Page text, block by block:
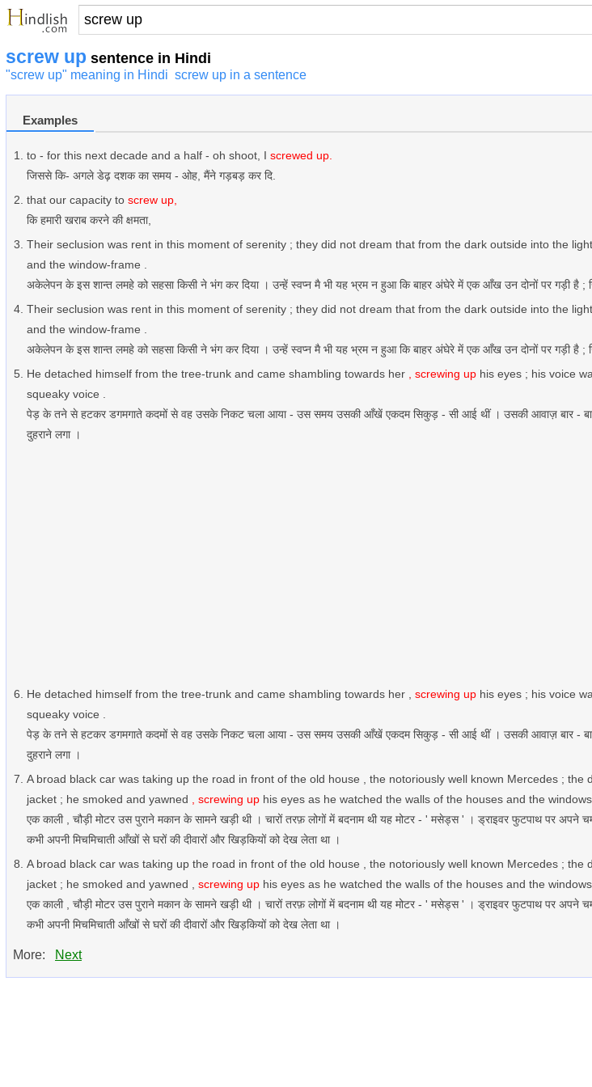
screw up sentence in Hindi
"screw up" meaning in Hindi screw up in a sentence
Examples
to - for this next decade and a half - oh shoot, I screwed up.
जिससे कि- अगले डेढ़ दशक का समय - ओह, मैंने गड़बड़ कर दि.
that our capacity to screw up,
कि हमारी खराब करने की क्षमता,
Their seclusion was rent in this moment of serenity ; they did not dream that from the dark outside into the
and the window-frame .
अकेलेपन के इस शान्त लमहे को सहसा किसी ने भंग कर दिया । उन्हें स्वप्न मै भी यह भ्रम न हुआ कि बाहर अंघेरे में एक आँख उन दोनों पर
Their seclusion was rent in this moment of serenity ; they did not dream that from the dark outside into the
and the window-frame .
अकेलेपन के इस शान्त लमहे को सहसा किसी ने भंग कर दिया । उन्हें स्वप्न मै भी यह भ्रम न हुआ कि बाहर अंघेरे में एक आँख उन दोनों पर
He detached himself from the tree-trunk and came shambling towards her
, screwing up his eyes ; his voice
squeaky voice .
पेड़ के तने से हटकर डगमगाते कदमों से वह उसके निकट चला आया - उस समय उसकी आँखें एकदम सिकुड़ - सी आई थीं । उसकी आवाज़ बार - बार
दुहराने लगा ।
He detached himself from the tree-trunk and came shambling towards her , screwing up his eyes ; his voice
squeaky voice .
पेड़ के तने से हटकर डगमगाते कदमों से वह उसके निकट चला आया - उस समय उसकी आँखें एकदम सिकुड़ - सी आई थीं । उसकी आवाज़ बार - बार
दुहराने लगा ।
A broad black car was taking up the road in front of the old house , the notoriously well known Mercedes ;
jacket ; he smoked and yawned
, screwing up his eyes as he watched the walls of the houses and the windows .
एक काली , चौड़ी मोटर उस पुराने मकान के सामने खड़ी थी । चारों तरफ़ लोगों में बदनाम थी यह मोटर - ' मसेड्स ' । ड्राइवर फुटपाथ पर अपने
कभी अपनी मिचमिचाती आँखों से घरों की दीवारों और खिड़कियों को देख लेता था ।
A broad black car was taking up the road in front of the old house , the notoriously well known Mercedes ;
jacket ; he smoked and yawned , screwing up his eyes as he watched the walls of the houses and the windows .
एक काली , चौड़ी मोटर उस पुराने मकान के सामने खड़ी थी । चारों तरफ़ लोगों में बदनाम थी यह मोटर - ' मसेड्स ' । ड्राइवर फुटपाथ पर अपने
कभी अपनी मिचमिचाती आँखों से घरों की दीवारों और खिड़कियों को देख लेता था ।
More: Next